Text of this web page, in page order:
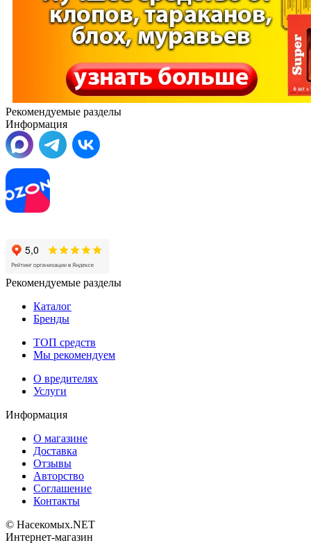
Рекомендуемые разделы
Информация
Рекомендуемые разделы
Каталог
Бренды
ТОП средств
Мы рекомендуем
О вредителях
Услуги
Информация
О магазине
Доставка
Отзывы
Авторство
Соглашение
Контакты
© Насекомых.NET
Интернет-магазин